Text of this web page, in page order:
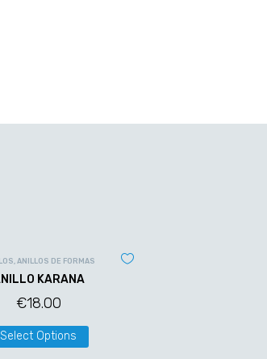
, ANILLOS DE FORMAS
KARANA
€18.00
Select Options